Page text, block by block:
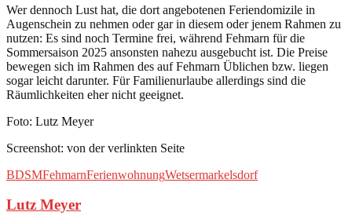
Wer dennoch Lust hat, die dort angebotenen Feriendomizile in
Augenschein zu nehmen oder gar in diesem oder jenem Rahmen zu
nutzen: Es sind noch Termine frei, während Fehmarn für die
Sommersaison 2025 ansonsten nahezu ausgebucht ist. Die Preise
bewegen sich im Rahmen des auf Fehmarn Üblichen bzw. liegen
sogar leicht darunter. Für Familienurlaube allerdings sind die
Räumlichkeiten eher nicht geeignet.
Foto: Lutz Meyer
Screenshot: von der verlinkten Seite
BDSMFehmarnFerienwohnungWetsermarkelsdorf
Lutz Meyer